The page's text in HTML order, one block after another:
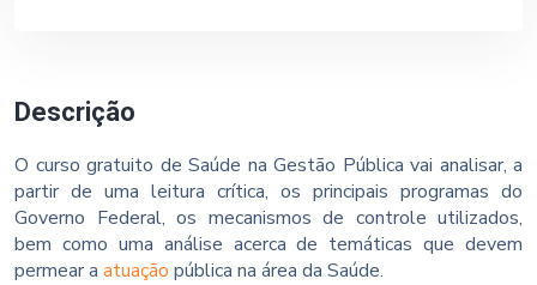
Descrição
O curso gratuito de Saúde na Gestão Pública vai analisar, a
partir de uma leitura crítica, os principais programas do
Governo Federal, os mecanismos de controle utilizados,
bem como uma análise acerca de temáticas que devem
permear a atuação pública na área da Saúde.